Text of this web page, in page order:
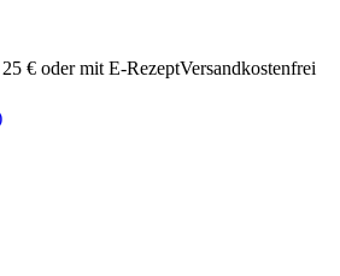
€ oder mit E-RezeptVersandkostenfrei